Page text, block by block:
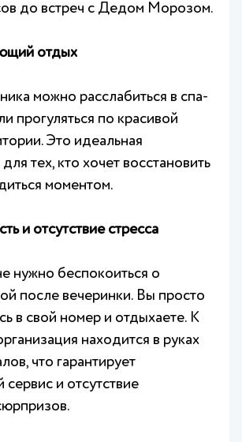
до встреч с Дедом Морозом.
отдых
можно расслабиться в спа-
прогуляться по красивой
Это идеальная
тех, кто хочет восстановить
моментом.
и отсутствие стресса
нужно беспокоиться о
после вечеринки. Вы просто
в свой номер и отдыхаете. К
находится в руках
что гарантирует
сервис и отсутствие